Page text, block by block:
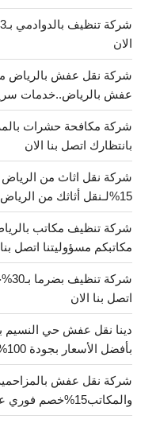
الان
عفش بالرياض..خدمات سريعة 100%وفعالة..اتصل بنا
بانتظارك اتصل بنا الان
شركة نقل اثاث من
15%لـنقل أثاثك من الرياض إلى الدمام..اتصل بنا الأن
مكاتبكم مسؤوليتنا اتصل
اتصل بنا الان
بأفضل الأسعار بجودة 100% اتصل بنا الان
شركة نقل عفش
والمكاتب15%خصم فوري عند الاتصال